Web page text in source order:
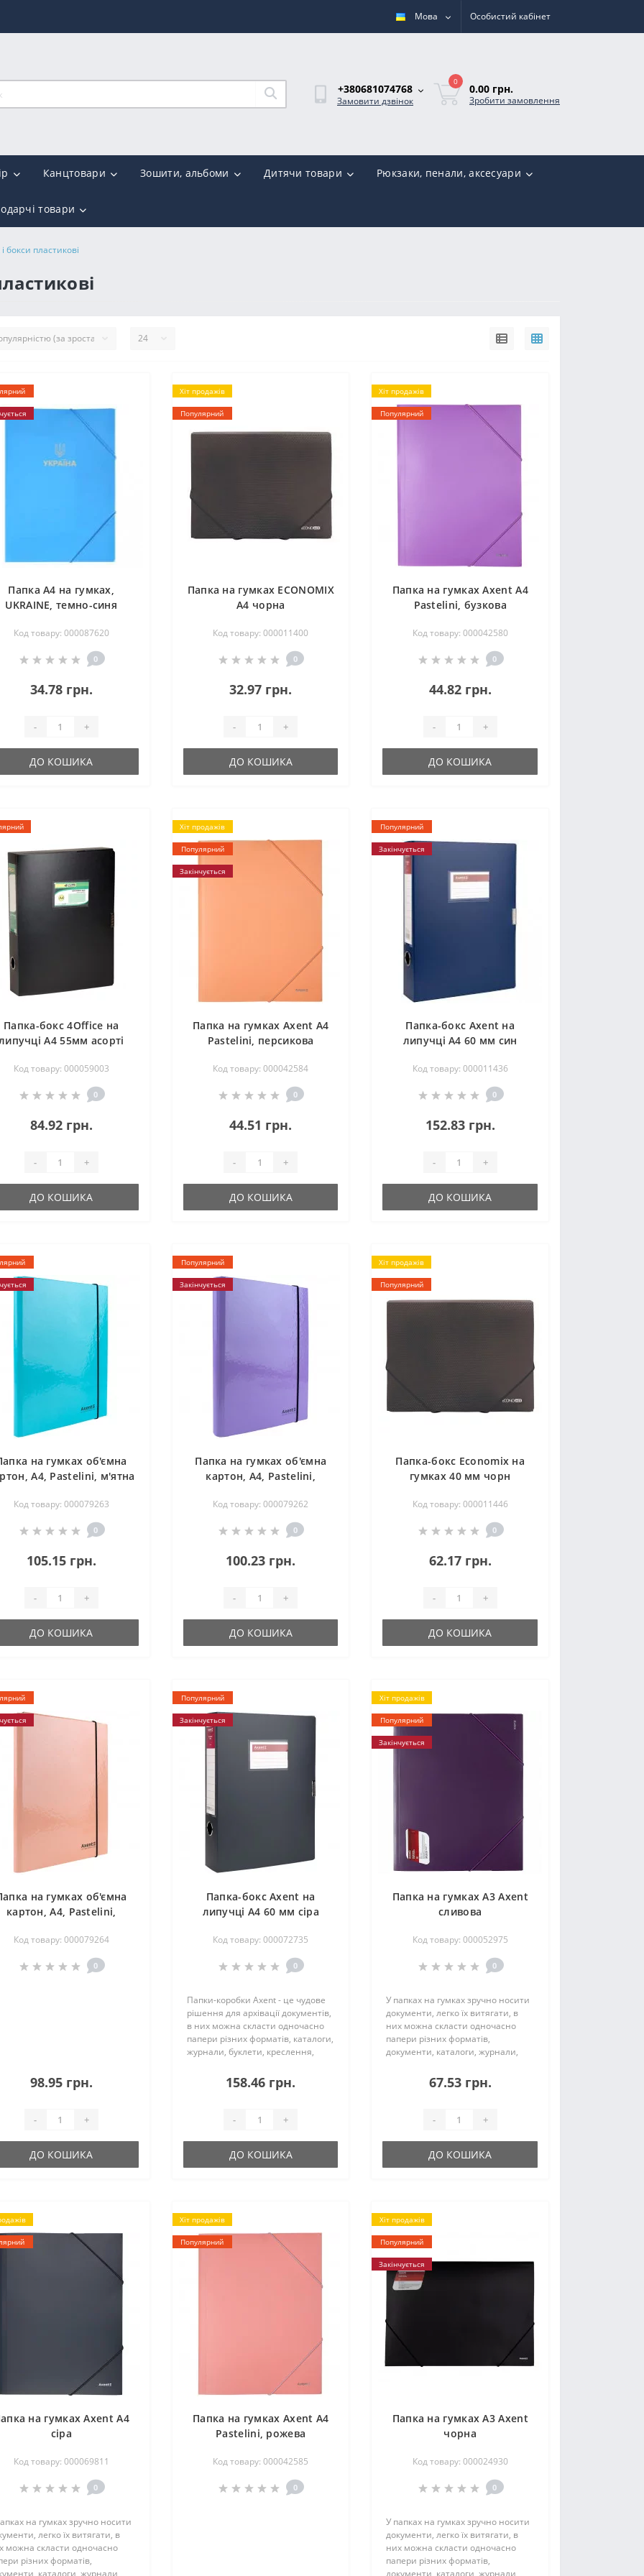
Мова Особистий кабінет
+380681074768
Замовити дзвінок
0
0.00 грн.
Зробити замовлення
Канцтовари Зошити, альбоми Дитячи товари Рюкзаки, пенали, аксесуари
товари
бокси пластикові
Папка А4 на гумках,
UKRAINE, темно-синя
Код товару: 000087620
0
34.78 грн.
- +
ДО КОШИКА
Хіт продажів
Популярний
Папка на гумках ECONOMIX
А4 чорна
Код товару: 000011400
0
32.97 грн.
- +
ДО КОШИКА
Хіт продажів
Популярний
Папка на гумках Axent А4
Pastelini, бузкова
Код товару: 000042580
0
44.82 грн.
- +
ДО КОШИКА
Папка-бокс 4Office на
А4 55мм асорті
Код товару: 000059003
0
84.92 грн.
- +
ДО КОШИКА
Хіт продажів
Популярний
Закінчується
Папка на гумках Axent А4
Pastelini, персикова
Код товару: 000042584
0
44.51 грн.
- +
ДО КОШИКА
Популярний
Закінчується
Папка-бокс Axent на
липучці А4 60 мм син
Код товару: 000011436
0
152.83 грн.
- +
ДО КОШИКА
на гумках об'ємна
А4, Pastelini, м'ятна
Код товару: 000079263
0
105.15 грн.
- +
ДО КОШИКА
Популярний
Закінчується
Папка на гумках об'ємна
картон, А4, Pastelini,
Код товару: 000079262
0
100.23 грн.
- +
ДО КОШИКА
Хіт продажів
Популярний
Папка-бокс Economix на
гумках 40 мм чорн
Код товару: 000011446
0
62.17 грн.
- +
ДО КОШИКА
на гумках об'ємна
картон, А4, Pastelini,
Код товару: 000079264
0
98.95 грн.
- +
ДО КОШИКА
Популярний
Закінчується
Папка-бокс Axent на
липучці А4 60 мм сіра
Код товару: 000072735
0
Папки-коробки Axent - це чудове
рішення для архівації документів,
в них можна скласти одночасно
папери різних форматів, каталоги,
журнали, буклети, креслення,
файлів або діркопробивачів.
Застібка-липучка і обмеження з ..
158.46 грн.
- +
ДО КОШИКА
Хіт продажів
Популярний
Закінчується
Папка на гумках А3 Axent
сливова
Код товару: 000052975
0
У папках на гумках зручно носити
документи, легко їх витягати, в
них можна скласти одночасно
папери різних форматів,
документи, каталоги, журнали,
т.д., щоб зберегти їх акуратний
зовнішній вигляд і не загубити.
67.53 грн.
- +
ДО КОШИКА
на гумках Axent А4
сіра
Код товару: 000069811
0
на гумках зручно носити
легко їх витягати, в
можна скласти одночасно
різних форматів,
каталоги, журнали,
Хіт продажів
Популярний
Папка на гумках Axent А4
Pastelini, рожева
Код товару: 000042585
0
Хіт продажів
Популярний
Закінчується
Папка на гумках А3 Axent
чорна
Код товару: 000024930
0
У папках на гумках зручно носити
документи, легко їх витягати, в
них можна скласти одночасно
папери різних форматів,
документи, каталоги, журнали,